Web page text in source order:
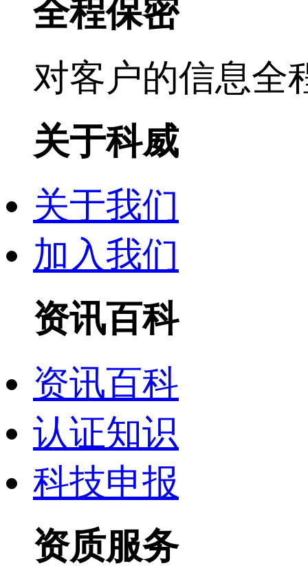
全程保密
对客户的信息全
关于科威
关于我们
加入我们
资讯百科
资讯百科
认证知识
科技申报
资质服务